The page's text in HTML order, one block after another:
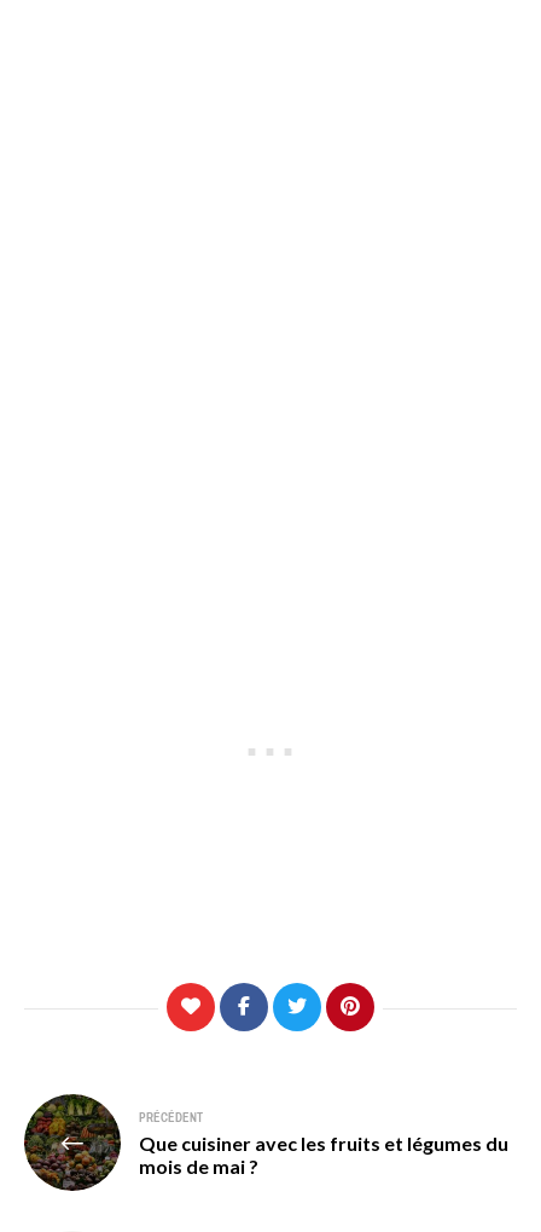
Navigation
de
l’article
PRÉCÉDENT
Que cuisiner avec les fruits et légumes du
mois de mai ?